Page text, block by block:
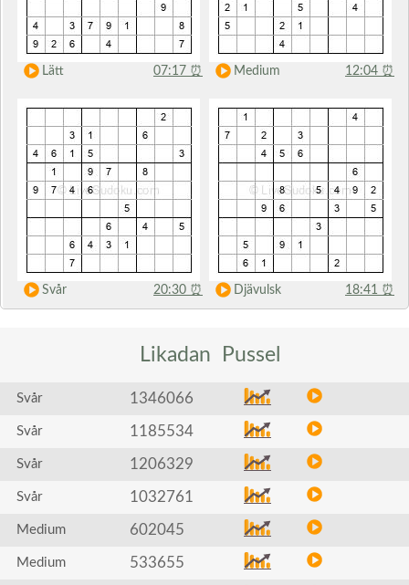
Lätt 07:17 ⏰ Medium 12:04 ⏰
Svår 20:30 ⏰ Djävulsk 18:41 ⏰
Likadan Pussel
Svår 1346066
Svår 1185534
Svår 1206329
Svår 1032761
Medium 602045
Medium 533655